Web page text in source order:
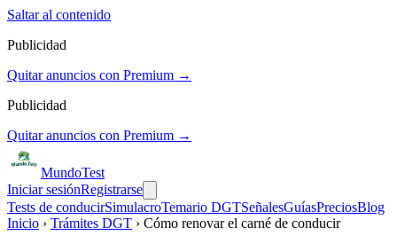
Saltar al contenido
Publicidad
Quitar anuncios con Premium →
Publicidad
Quitar anuncios con Premium →
MundoTest
Iniciar sesiónRegistrarse
Tests de conducirSimulacroTemario DGTSeñalesGuíasPreciosBlog
Inicio › Trámites DGT › Cómo renovar el carné de conducir